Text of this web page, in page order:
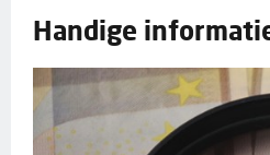
Handige